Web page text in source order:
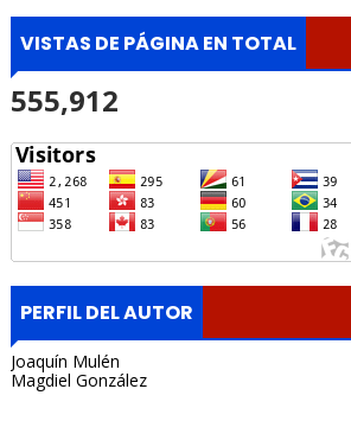
VISTAS DE PÁGINA EN TOTAL
555,912
PERFIL DEL AUTOR
Joaquín Mulén
Magdiel González